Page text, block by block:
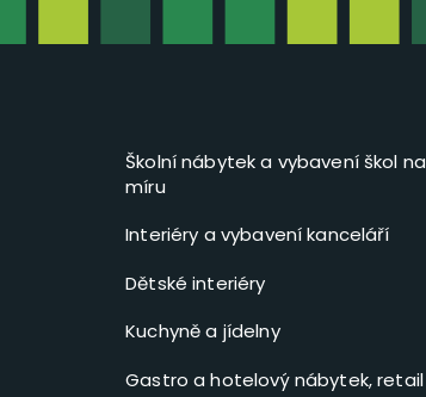
Školní nábytek a vybavení škol na
míru
Interiéry a vybavení kanceláří
Dětské interiéry
Kuchyně a jídelny
Gastro a hotelový nábytek, retail